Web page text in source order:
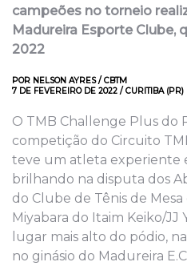
campeões no torneio
Madureira Esporte Clube,
2022
POR NELSON AYRES / CBTM
7 DE FEVEREIRO DE 2022 / CURITIBA (PR)
O TMB Challenge Plus do
competição do Circuito
teve um atleta experiente
brilhando na disputa dos
do Clube de Tênis de
Miyabara do Itaim Keiko/JJ
lugar mais alto do pódio,
no ginásio do Madureira